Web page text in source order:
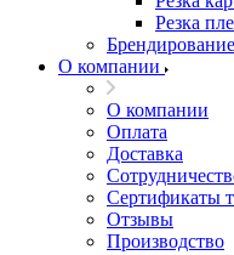
Резка
О компании
О компании
Оплата
Доставка
Сертификаты
Отзывы
Производство